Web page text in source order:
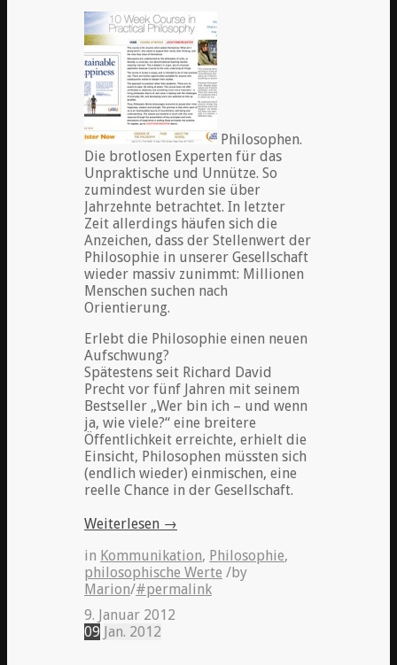
Philosophen.
Die brotlosen Experten für das
Unpraktische und Unnütze. So
zumindest wurden sie über
Jahrzehnte betrachtet. In letzter
Zeit allerdings häufen sich die
Anzeichen, dass der Stellenwert der
Philosophie in unserer Gesellschaft
wieder massiv zunimmt: Millionen
Menschen suchen nach
Orientierung.
Erlebt die Philosophie einen neuen
Aufschwung?
Spätestens seit Richard David
Precht vor fünf Jahren mit seinem
Bestseller „Wer bin ich – und wenn
ja, wie viele?“ eine breitere
Öffentlichkeit erreichte, erhielt die
Einsicht, Philosophen müssten sich
(endlich wieder) einmischen, eine
reelle Chance in der Gesellschaft.
Weiterlesen →
in Kommunikation, Philosophie,
philosophische Werte /by
Marion/#permalink
9. Januar 2012
09 Jan. 2012